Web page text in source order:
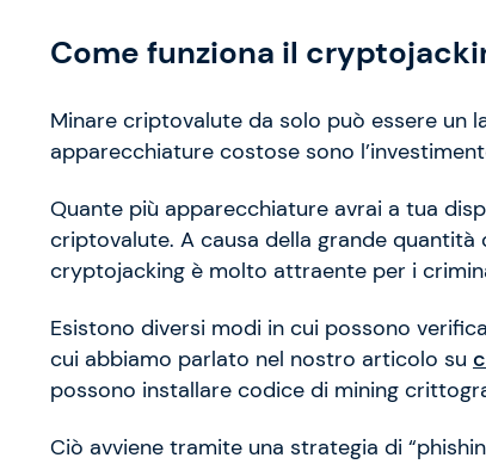
Come funziona il
Minare criptovalute da solo può essere un
apparecchiature costose sono
Quante più apparecchiature avrai a tua
criptovalute. A causa della grande
cryptojacking è molto attraente per i
Esistono diversi modi in cui possono
cui abbiamo parlato nel nostro articolo su
possono installare codice di mining
Ciò avviene tramite una strategia di